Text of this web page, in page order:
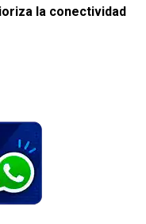
la conectividad